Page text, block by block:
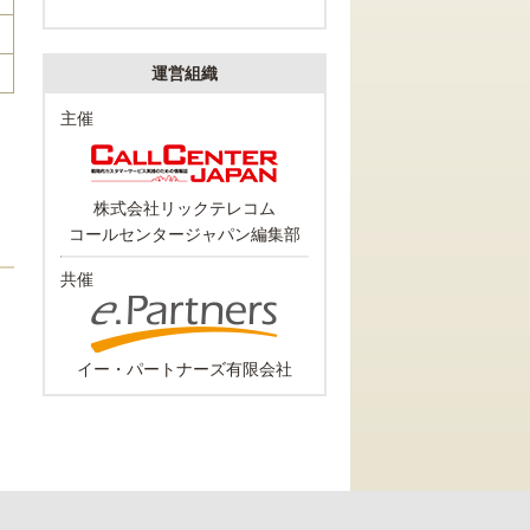
運営組織
主催
株式会社リックテレコム
コールセンタージャパン編集部
共催
イー・パートナーズ有限会社